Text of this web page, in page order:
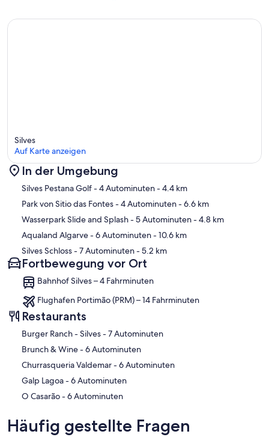
Karte
Silves
Auf Karte anzeigen
In der Umgebung
Silves Pestana Golf- 4 Autominuten- 4.4 km
Park von Sitio das Fontes- 4 Autominuten- 6.6 km
Wasserpark Slide and Splash- 5 Autominuten- 4.8 km
Aqualand Algarve- 6 Autominuten- 10.6 km
Silves Schloss- 7 Autominuten- 5.2 km
Fortbewegung vor Ort
Bahnhof Silves – 4 Fahrminuten
Flughafen Portimão (PRM) – 14 Fahrminuten
Restaurants
‪Burger Ranch - Silves - ‬7 Autominuten
‪Brunch & Wine - ‬6 Autominuten
‪Churrasqueria Valdemar - ‬6 Autominuten
‪Galp Lagoa - ‬6 Autominuten
‪O Casarão - ‬6 Autominuten
Häufig gestellte Fragen